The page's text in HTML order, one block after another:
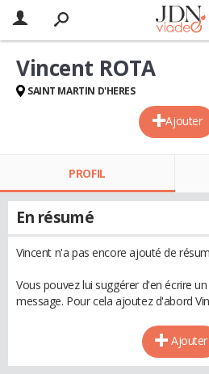
Ajouter
Vincent ROTA
SAINT MARTIN D'HERES
PROFIL
En résumé
Vincent n'a pas encore ajouté de
Vous pouvez lui suggérer d'en écrire
message. Pour cela ajoutez d'abord
Ajouter